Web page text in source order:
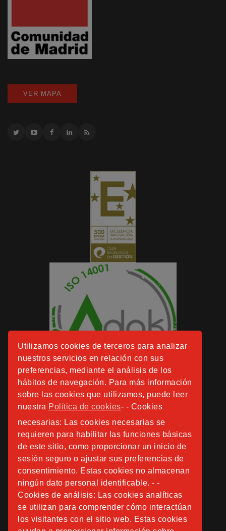
Utilizamos cookies de terceros para analizar
nuestros servicios en relación con sus
preferencias, mediante el análisis de los
hábitos de navegación. Para más información
sobre las cookies que utilizamos, puede leer
nuestra Política de cookies- - Cookies
necesarias: Las cookies necesarias se
requieren para habilitar las funciones básicas
de este sitio, como proporcionar un inicio de
sesión seguro o ajustar sus preferencias de
consentimiento. Estas cookies no almacenan
ningún dato personal identificable. - -
Cookies de análisis: Las cookies analíticas
se utilizan para comprender cómo interactúan
los visitantes con el sitio web. Estas cookies
VER MAPA